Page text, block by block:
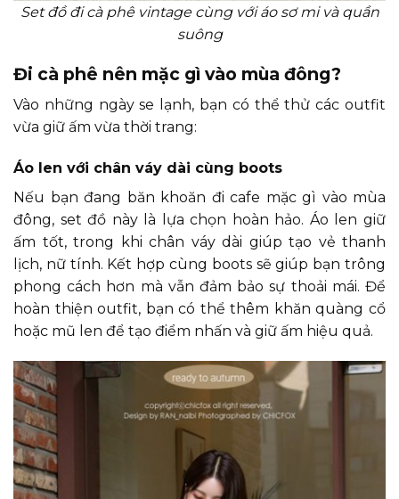
Set đồ đi cà phê vintage cùng với áo sơ mi và quần
suông
Đi cà phê nên mặc gì vào mùa đông?
Vào những ngày se lạnh, bạn có thể thử các outfit
vừa giữ ấm vừa thời trang:
Áo len với chân váy dài cùng boots
Nếu bạn đang băn khoăn đi cafe mặc gì vào mùa
đông, set đồ này là lựa chọn hoàn hảo. Áo len giữ
ấm tốt, trong khi chân váy dài giúp tạo vẻ thanh
lịch, nữ tính. Kết hợp cùng boots sẽ giúp bạn trông
phong cách hơn mà vẫn đảm bảo sự thoải mái. Để
hoàn thiện outfit, bạn có thể thêm khăn quàng cổ
hoặc mũ len để tạo điểm nhấn và giữ ấm hiệu quả.